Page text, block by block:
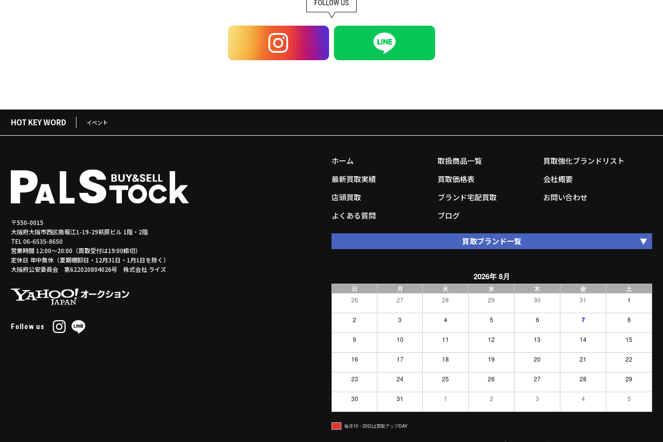
HOT KEY WORD イベント
〒550-0015
大阪府大阪市西区南堀江1-19-29萩原ビル 1階・2階
TEL 06-6535-8650
営業時間 12:00～20:00（買取受付は19:00締切）
定休日 年中無休（夏期棚卸日・12月31日・1月1日を除く）
大阪府公安委員会 第622020804026号 株式会社 ライズ
Follow us
ホーム
最新買取実績
店頭買取
よくある質問
取扱商品一覧
買取価格表
ブランド宅配買取
ブログ
買取強化ブランドリスト
会社概要
お問い合わせ
買取ブランド一覧
2026年 8月
日 月 火 水 木 金 土
26 27 28 29 30 31 1
2 3 4 5 6 7 8
9 10 11 12 13 14 15
16 17 18 19 20 21 22
23 24 25 26 27 28 29
30 31 1 2 3 4 5
毎月10・20日は買取アップDAY